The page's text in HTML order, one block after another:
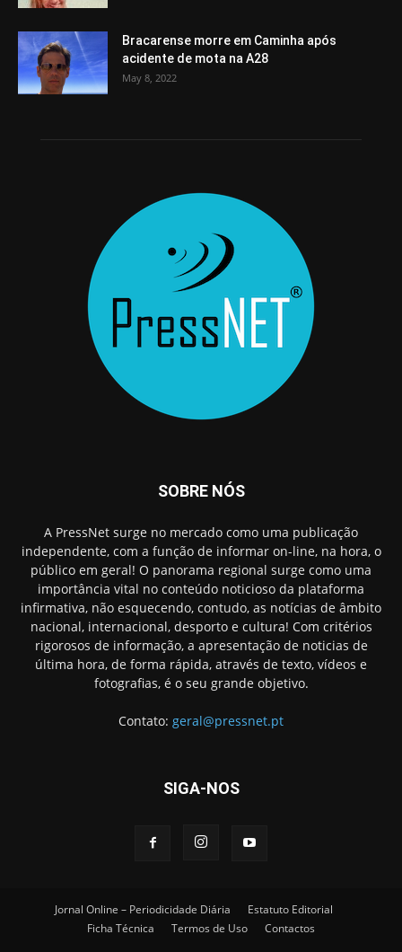
Bracarense morre em Caminha após
acidente de mota na A28
May 8, 2022
SOBRE NÓS
A PressNet surge no mercado como uma publicação
independente, com a função de informar on-line, na hora, o
público em geral! O panorama regional surge como uma
importância vital no conteúdo noticioso da plataforma
infirmativa, não esquecendo, contudo, as notícias de âmbito
nacional, internacional, desporto e cultura! Com critérios
rigorosos de informação, a apresentação de noticias de
última hora, de forma rápida, através de texto, vídeos e
fotografias, é o seu grande objetivo.
Contato: geral@pressnet.pt
SIGA-NOS
Jornal Online – Periodicidade Diária
Estatuto Editorial
Ficha Técnica
Termos de Uso Contactos